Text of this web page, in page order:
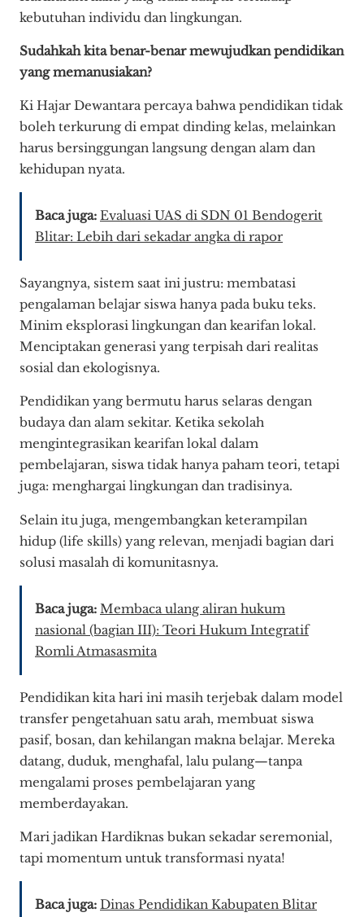
kebutuhan individu dan lingkungan.
Sudahkah kita benar-benar mewujudkan pendidikan
yang memanusiakan?
Ki Hajar Dewantara percaya bahwa pendidikan tidak
boleh terkurung di empat dinding kelas, melainkan
harus bersinggungan langsung dengan alam dan
kehidupan nyata.
Baca juga: Evaluasi UAS di SDN 01 Bendogerit
Blitar: Lebih dari sekadar angka di rapor
Sayangnya, sistem saat ini justru: membatasi
pengalaman belajar siswa hanya pada buku teks.
Minim eksplorasi lingkungan dan kearifan lokal.
Menciptakan generasi yang terpisah dari realitas
sosial dan ekologisnya.
Pendidikan yang bermutu harus selaras dengan
budaya dan alam sekitar. Ketika sekolah
mengintegrasikan kearifan lokal dalam
pembelajaran, siswa tidak hanya paham teori, tetapi
juga: menghargai lingkungan dan tradisinya.
Selain itu juga, mengembangkan keterampilan
hidup (life skills) yang relevan, menjadi bagian dari
solusi masalah di komunitasnya.
Baca juga: Membaca ulang aliran hukum
nasional (bagian III): Teori Hukum Integratif
Romli Atmasasmita
Pendidikan kita hari ini masih terjebak dalam model
transfer pengetahuan satu arah, membuat siswa
pasif, bosan, dan kehilangan makna belajar. Mereka
datang, duduk, menghafal, lalu pulang—tanpa
mengalami proses pembelajaran yang
memberdayakan.
Mari jadikan Hardiknas bukan sekadar seremonial,
tapi momentum untuk transformasi nyata!
Baca juga: Dinas Pendidikan Kabupaten Blitar